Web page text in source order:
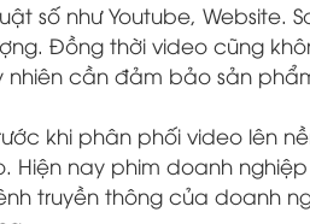
số như Youtube, Website.
Đồng thời video cũng
nhiên cần đảm bảo sản
khi phân phối video lên
Hiện nay phim doanh
truyền thông của doanh